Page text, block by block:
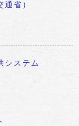
省）
システム